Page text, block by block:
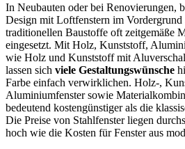
In Neubauten oder bei Renovierungen,
Design mit Loftfenstern im Vordergrund
traditionellen Baustoffe oft zeitgemäße
eingesetzt. Mit Holz, Kunststoff,
wie Holz und Kunststoff mit
lassen sich viele Gestaltungswünsche
Farbe einfach verwirklichen. Holz-,
Aluminiumfenster sowie
bedeutend kostengünstiger als die
Die Preise von Stahlfenster liegen
hoch wie die Kosten für Fenster aus